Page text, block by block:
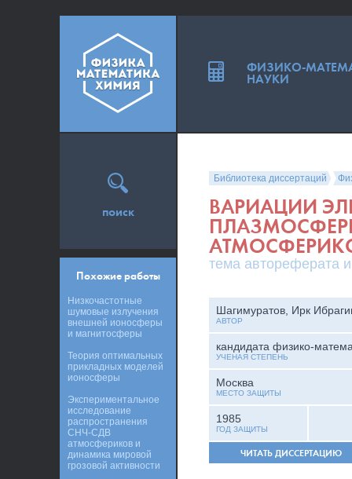
Библиотека диссертаций
ВАРИАЦИИ
тема автореферата
Шагимуратов, Ирк
АВТОР
кандидата физико-
УЧЕНАЯ СТЕПЕНЬ
Москва
МЕСТО ЗАЩИТЫ
1985
ГОД ЗАЩИТЫ
ЧИТАТЬ ДИССЕРТАЦИЮ
поиск
Похожие работы
Низкочастотные
шумовые излучения
внешней ионосферы
и магнитосферы
Теория оптимальных
прикладных моделей
ионосферы
Экспериментальное
исследование
распространения
СНЧ-СДВ
атмосфериков и
динамика мировой
грозовой активности
ФИЗИКО-
НАУКИ